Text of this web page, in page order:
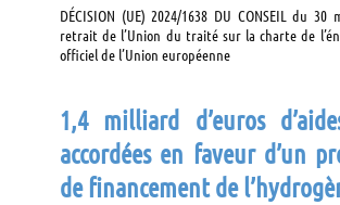
DÉCISION (UE) 2024/1638 DU CONSEIL du
retrait de l’Union du traité sur la charte de
officiel de l’Union européenne
1,4 milliard d’euros
accordées en faveur d’un
de financement de